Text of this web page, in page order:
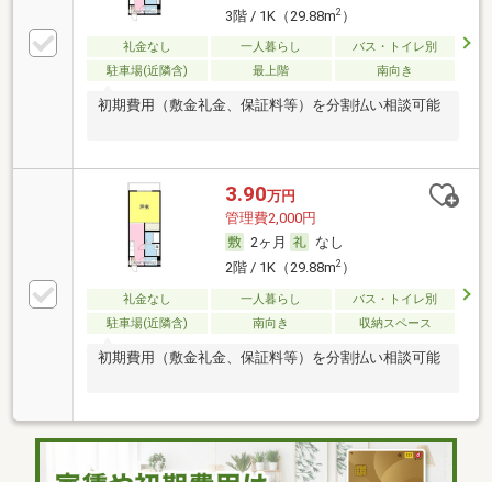
3階 / 1K（29.88m2）
礼金なし 一人暮らし
バス・トイレ別
駐車場(近隣含)
最上階 南向き
初期費用（敷金礼金、保証料等）を分割払い相談可能
3.90万円
管理費2,000円
2ヶ月
なし
2階 / 1K（29.88m2）
礼金なし 一人暮らし
バス・トイレ別
駐車場(近隣含)
南向き 収納スペース
初期費用（敷金礼金、保証料等）を分割払い相談可能